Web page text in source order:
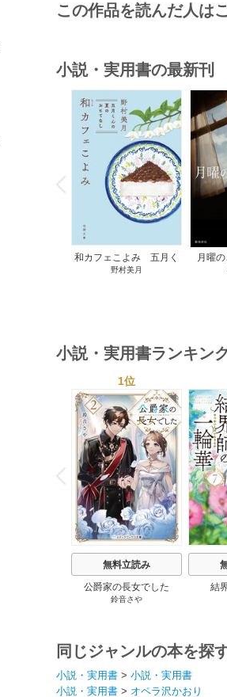
この作品を読んだ人は
小説・実用書の最新刊
P
r
e
v
i
o
u
和カフェこよみ 五月く
んの夏のおもてなし 1巻
野村美月
月曜
小説・実用書ランキン
P
r
e
v
i
o
u
s
1位
無料立読み
公爵家の長女でした
鈴音さや
結
同じジャンルの本を探
小説・実用書 > 小説・実用書
小説・実用書 > オペラ沢かおり